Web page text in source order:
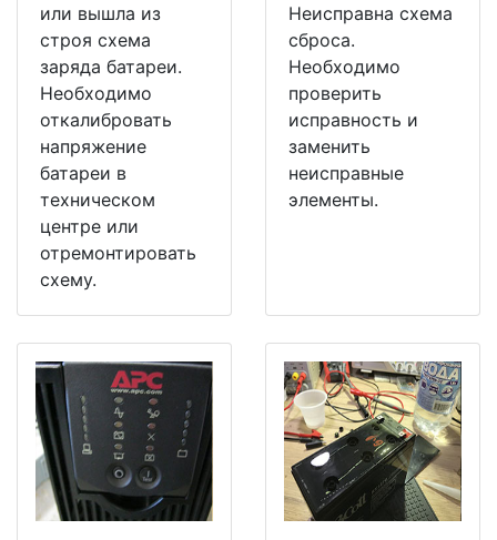
или вышла из
строя схема
заряда батареи.
Необходимо
откалибровать
напряжение
батареи в
техническом
центре или
отремонтировать
схему.
Неисправна схема
сброса.
Необходимо
проверить
исправность и
заменить
неисправные
элементы.